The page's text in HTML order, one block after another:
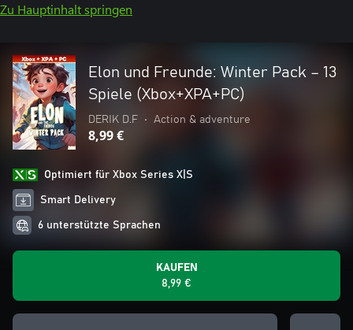
Zu Hauptinhalt springen
Elon und Freunde: Winter Pack – 13
Spiele (Xbox+XPA+PC)
DERIK D.F • Action & adventure
8,99 €
Optimiert für Xbox Series X|S
Smart Delivery
6 unterstützte Sprachen
KAUFEN
8,99 €